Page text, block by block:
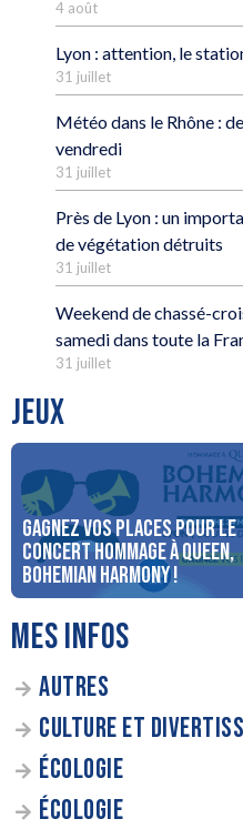
4 août
Lyon : attention, le
31 juillet
Météo dans le Rhône :
vendredi
31 juillet
Près de Lyon : un
de végétation détruits
31 juillet
Weekend de chassé-
samedi dans toute la
31 juillet
JEUX
Gagnez vos places pour le
concert Hommage à Queen,
Bohemian Harmony !
MES INFOS
AUTRES
CULTURE ET
ÉCOLOGIE
ÉCOLOGIE